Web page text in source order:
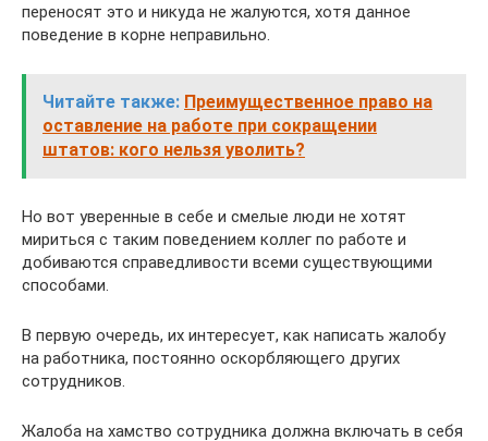
переносят это и никуда не жалуются, хотя данное
поведение в корне неправильно.
Читайте также: Преимущественное право на
оставление на работе при сокращении
штатов: кого нельзя уволить?
Но вот уверенные в себе и смелые люди не хотят
мириться с таким поведением коллег по работе и
добиваются справедливости всеми существующими
способами.
В первую очередь, их интересует, как написать жалобу
на работника, постоянно оскорбляющего других
сотрудников.
Жалоба на хамство сотрудника должна включать в себя